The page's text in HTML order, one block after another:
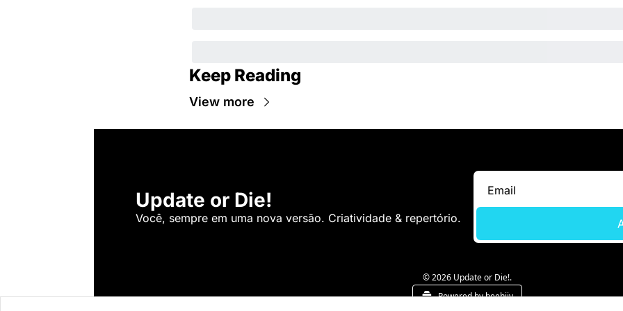
Keep Reading
View more
Update or Die!
Você, sempre em uma nova versão. Criatividade & repertório.
© 2026 Update or Die!.
Powered by beehiiv